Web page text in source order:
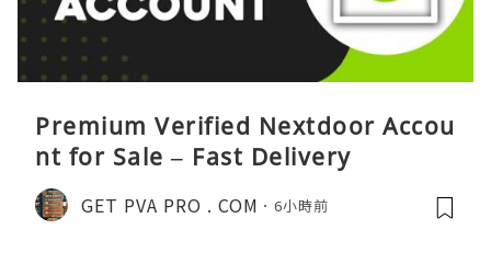
Premium Verified Nextdoor Accou
nt for Sale – Fast Delivery
GET PVA PRO . COM 6小時前